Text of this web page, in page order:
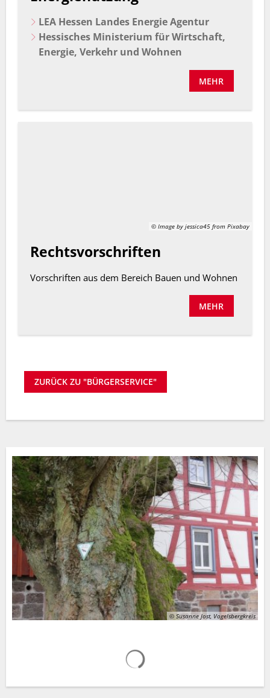
LEA Hessen Landes Energie Agentur
Hessisches Ministerium für Wirtschaft,
Energie, Verkehr und Wohnen
MEHR
© Image by jessica45 from Pixabay
Rechtsvorschriften
Vorschriften aus dem Bereich Bauen und Wohnen
MEHR
ZURÜCK ZU "BÜRGERSERVICE"
© Susanne Jost, Vogelsbergkreis